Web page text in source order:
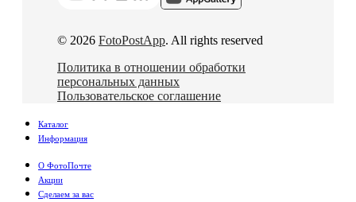
© 2026 FotoPostApp. All rights reserved
Политика в отношении обработки
персональных данных
Пользовательское соглашение
Каталог
Информация
О ФотоПочте
Акции
Сделаем за вас